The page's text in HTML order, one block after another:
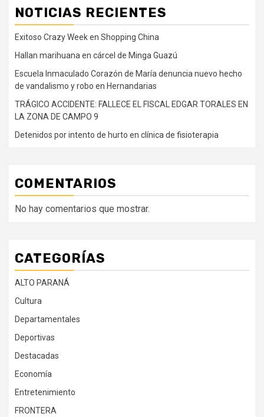
NOTICIAS RECIENTES
Exitoso Crazy Week en Shopping China
Hallan marihuana en cárcel de Minga Guazú
Escuela Inmaculado Corazón de María denuncia nuevo hecho
de vandalismo y robo en Hernandarias
TRÁGICO ACCIDENTE: FALLECE EL FISCAL EDGAR TORALES EN
LA ZONA DE CAMPO 9
Detenidos por intento de hurto en clínica de fisioterapia
COMENTARIOS
No hay comentarios que mostrar.
CATEGORÍAS
ALTO PARANÁ
Cultura
Departamentales
Deportivas
Destacadas
Economía
Entretenimiento
FRONTERA